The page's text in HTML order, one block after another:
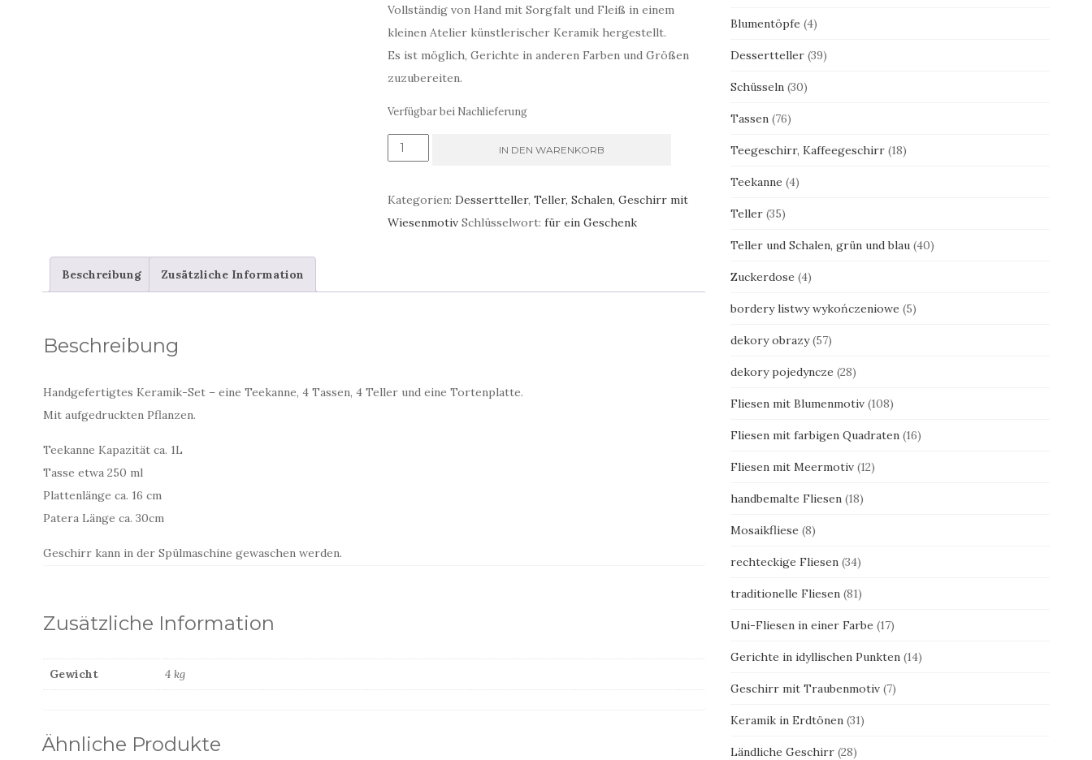
Vollständig von Hand mit Sorgfalt und Fleiß in einem
kleinen Atelier künstlerischer Keramik hergestellt.
Es ist möglich, Gerichte in anderen Farben und Größen
zuzubereiten.
Verfügbar bei Nachlieferung
handgemacht
IN DEN WARENKORB
Kategorien: Dessertteller, Teller, Schalen, Geschirr mit
Wiesenmotiv Schlüsselwort: für ein Geschenk
Beschreibung Zusätzliche Information
Beschreibung
Handgefertigtes Keramik-Set – eine Teekanne, 4 Tassen, 4 Teller und eine Tortenplatte.
Mit aufgedruckten Pflanzen.
Teekanne Kapazität ca. 1L
Tasse etwa 250 ml
Plattenlänge ca. 16 cm
Patera Länge ca. 30cm
Geschirr kann in der Spülmaschine gewaschen werden.
Zusätzliche Information
Gewicht 4 kg
Ähnliche Produkte
Blumentöpfe (4)
Dessertteller (39)
Schüsseln (30)
Tassen (76)
Teegeschirr, Kaffeegeschirr (18)
Teekanne (4)
Teller (35)
Teller und Schalen, grün und blau (40)
Zuckerdose (4)
bordery listwy wykończeniowe (5)
dekory obrazy (57)
dekory pojedyncze (28)
Fliesen mit Blumenmotiv (108)
Fliesen mit farbigen Quadraten (16)
Fliesen mit Meermotiv (12)
handbemalte Fliesen (18)
Mosaikfliese (8)
rechteckige Fliesen (34)
traditionelle Fliesen (81)
Uni-Fliesen in einer Farbe (17)
Gerichte in idyllischen Punkten (14)
Geschirr mit Traubenmotiv (7)
Keramik in Erdtönen (31)
Ländliche Geschirr (28)